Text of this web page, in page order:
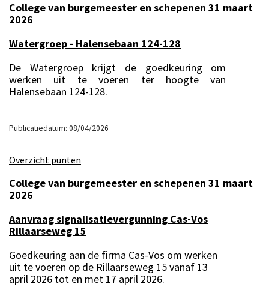
College van burgemeester en schepenen 31 maart
2026
Watergroep - Halensebaan 124-128
De Watergroep krijgt de goedkeuring om
werken uit te voeren ter hoogte van
Halensebaan 124-128.
Publicatiedatum: 08/04/2026
Overzicht punten
College van burgemeester en schepenen 31 maart
2026
Aanvraag signalisatievergunning Cas-Vos
Rillaarseweg 15
Goedkeuring aan de firma Cas-Vos om werken
uit te voeren op de Rillaarseweg 15 vanaf 13
april 2026 tot en met 17 april 2026.